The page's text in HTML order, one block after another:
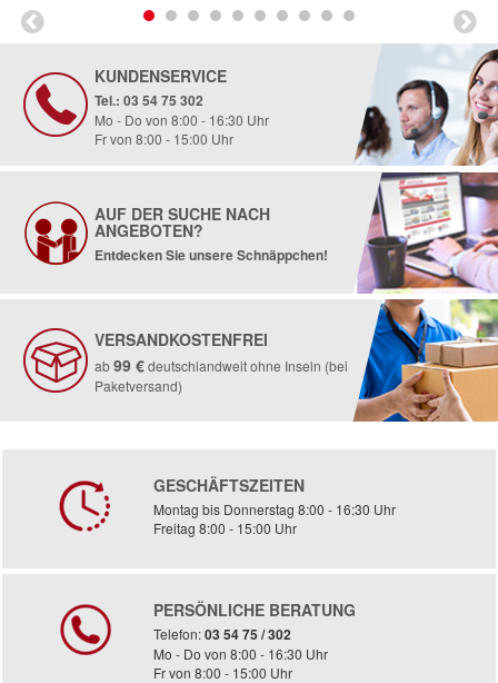
KUNDENSERVICE
Tel.: 03 54 75 302
Mo - Do von 8:00 - 16:30 Uhr
Fr von 8:00 - 15:00 Uhr
AUF DER SUCHE NACH
ANGEBOTEN?
Entdecken Sie unsere Schnäppchen!
VERSANDKOSTENFREI
ab99 €deutschlandweit ohne Inseln (bei
Paketversand)
GESCHÄFTSZEITEN
Montag bis Donnerstag 8:00 - 16:30 Uhr
Freitag 8:00 - 15:00 Uhr
PERSÖNLICHE BERATUNG
Telefon:03 54 75 / 302
Mo - Do von 8:00 - 16:30 Uhr
Fr von 8:00 - 15:00 Uhr